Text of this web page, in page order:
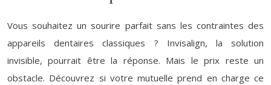
Vous souhaitez un sourire parfait sans les contraintes des
appareils dentaires classiques ? Invisalign, la solution
invisible, pourrait être la réponse. Mais le prix reste un
obstacle. Découvrez si votre mutuelle prend en charge ce